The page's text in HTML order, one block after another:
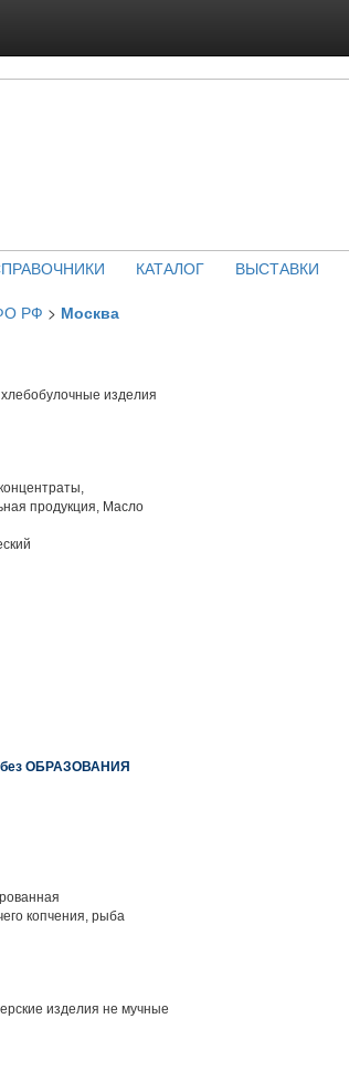
КАТАЛОГ ВЫСТАВКИ
РФ > Москва
изделия
продукция, Масло
ОБРАЗОВАНИЯ
копчения, рыба
изделия не мучные